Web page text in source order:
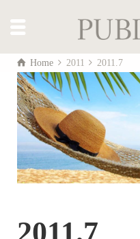
Home 2011 2011.7